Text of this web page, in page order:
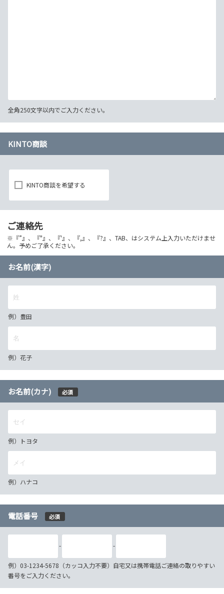
全角250文字以内でご入力ください。
KINTO商談
KINTO商談を希望する
ご連絡先
※『”』、『"』、『'』、『,』、『?』、TAB、はシステム上入力いただけませ
ん。予めご了承ください。
お名前(漢字)
例）豊田
例）花子
お名前(カナ) 必須
例）トヨタ
例）ハナコ
電話番号 必須
- -
例）03-1234-5678（カッコ入力不要）自宅又は携帯電話ご連絡の取りやすい
番号をご入力ください。